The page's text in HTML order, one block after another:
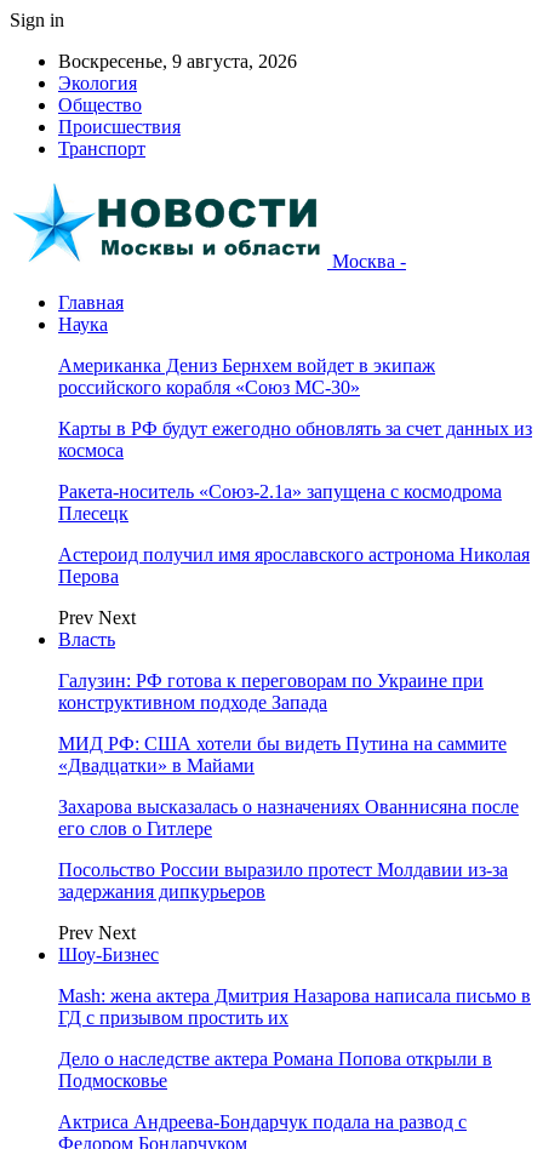
Sign in
Воскресенье, 9 августа, 2026
Экология
Общество
Происшествия
Транспорт
Москва -
Главная
Наука
Американка Дениз Бернхем войдет в экипаж
российского корабля «Союз МС-30»
Карты в РФ будут ежегодно обновлять за счет данных из
космоса
Ракета-носитель «Союз-2.1а» запущена с космодрома
Плесецк
Астероид получил имя ярославского астронома Николая
Перова
Prev Next
Власть
Галузин: РФ готова к переговорам по Украине при
конструктивном подходе Запада
МИД РФ: США хотели бы видеть Путина на саммите
«Двадцатки» в Майами
Захарова высказалась о назначениях Ованнисяна после
его слов о Гитлере
Посольство России выразило протест Молдавии из-за
задержания дипкурьеров
Prev Next
Шоу-Бизнес
Mash: жена актера Дмитрия Назарова написала письмо в
ГД с призывом простить их
Дело о наследстве актера Романа Попова открыли в
Подмосковье
Актриса Андреева-Бондарчук подала на развод с
Федором Бондарчуком